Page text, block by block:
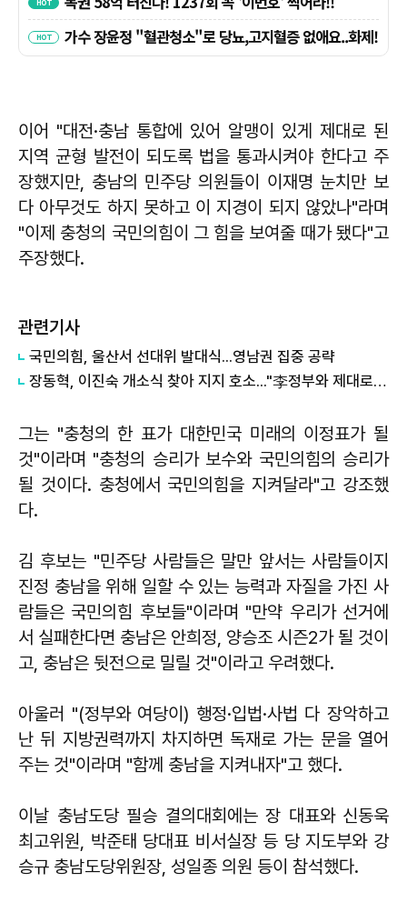
이어 "대전·충남 통합에 있어 알맹이 있게 제대로 된
지역 균형 발전이 되도록 법을 통과시켜야 한다고 주
장했지만, 충남의 민주당 의원들이 이재명 눈치만 보
다 아무것도 하지 못하고 이 지경이 되지 않았나"라며
"이제 충청의 국민의힘이 그 힘을 보여줄 때가 됐다"고
주장했다.
관련기사
국민의힘, 울산서 선대위 발대식...영남권 집중 공략
장동혁, 이진숙 개소식 찾아 지지 호소..."李정부와 제대로 싸울 사람"
그는 "충청의 한 표가 대한민국 미래의 이정표가 될
것"이라며 "충청의 승리가 보수와 국민의힘의 승리가
될 것이다. 충청에서 국민의힘을 지켜달라"고 강조했
다.
김 후보는 "민주당 사람들은 말만 앞서는 사람들이지
진정 충남을 위해 일할 수 있는 능력과 자질을 가진 사
람들은 국민의힘 후보들"이라며 "만약 우리가 선거에
서 실패한다면 충남은 안희정, 양승조 시즌2가 될 것이
고, 충남은 뒷전으로 밀릴 것"이라고 우려했다.
아울러 "(정부와 여당이) 행정·입법·사법 다 장악하고
난 뒤 지방권력까지 차지하면 독재로 가는 문을 열어
주는 것"이라며 "함께 충남을 지켜내자"고 했다.
이날 충남도당 필승 결의대회에는 장 대표와 신동욱
최고위원, 박준태 당대표 비서실장 등 당 지도부와 강
승규 충남도당위원장, 성일종 의원 등이 참석했다.